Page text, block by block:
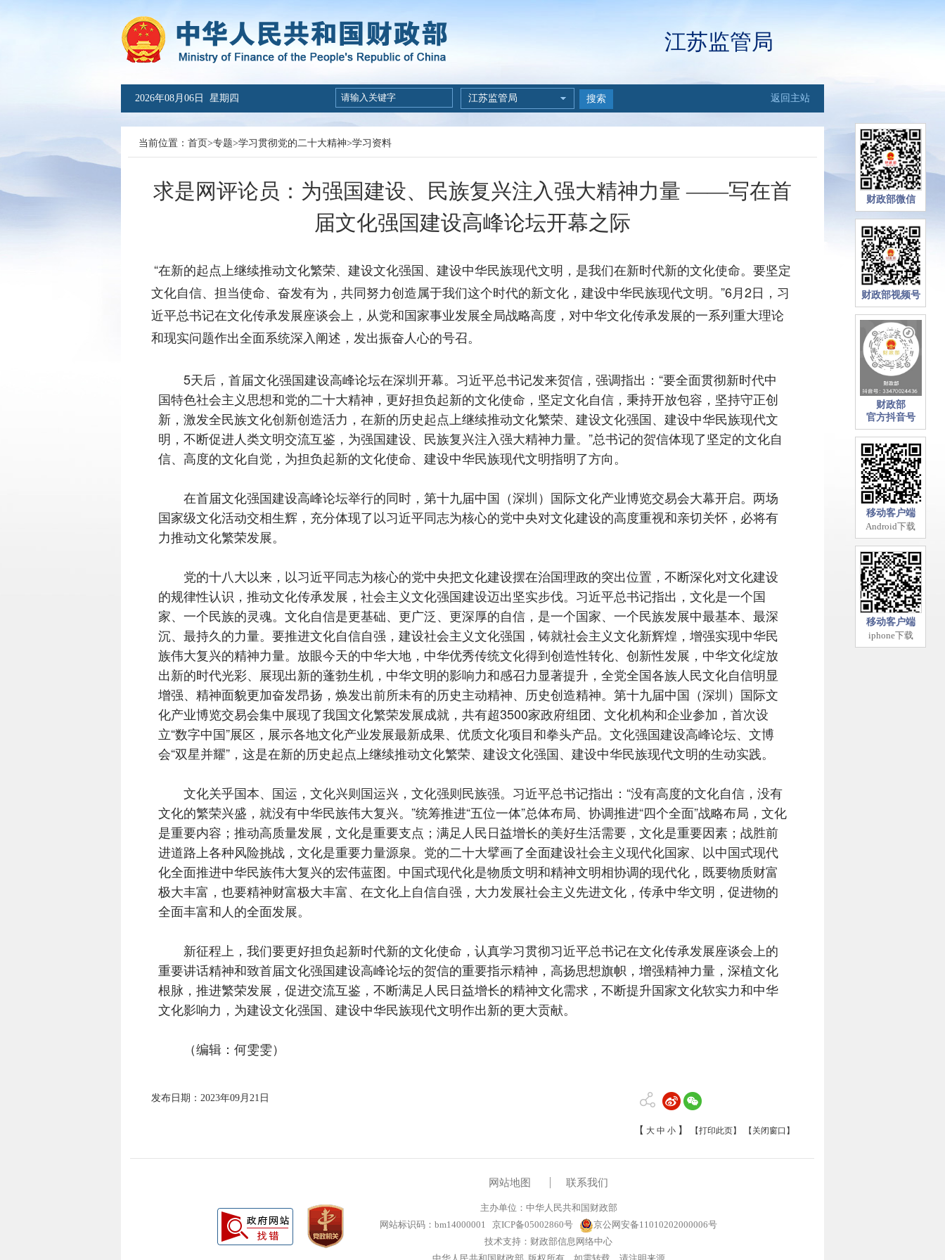
财政部微信
财政部视频号
财政部
官方抖音号
移动客户端
Android下载
移动客户端
iphone下载
江苏监管局
2026年08月06日 星期四 江苏监管局 搜索 返回主站
当前位置： 首页>专题>学习贯彻党的二十大精神>学习资料
求是网评论员：为强国建设、民族复兴注入强大精神力量 ——写在首
届文化强国建设高峰论坛开幕之际
“在新的起点上继续推动文化繁荣、建设文化强国、建设中华民族现代文明，是我们在新时代新的文化使命。要坚定
文化自信、担当使命、奋发有为，共同努力创造属于我们这个时代的新文化，建设中华民族现代文明。”6月2日，习
近平总书记在文化传承发展座谈会上，从党和国家事业发展全局战略高度，对中华文化传承发展的一系列重大理论
和现实问题作出全面系统深入阐述，发出振奋人心的号召。
5天后，首届文化强国建设高峰论坛在深圳开幕。习近平总书记发来贺信，强调指出：“要全面贯彻新时代中
国特色社会主义思想和党的二十大精神，更好担负起新的文化使命，坚定文化自信，秉持开放包容，坚持守正创
新，激发全民族文化创新创造活力，在新的历史起点上继续推动文化繁荣、建设文化强国、建设中华民族现代文
明，不断促进人类文明交流互鉴，为强国建设、民族复兴注入强大精神力量。”总书记的贺信体现了坚定的文化自
信、高度的文化自觉，为担负起新的文化使命、建设中华民族现代文明指明了方向。
在首届文化强国建设高峰论坛举行的同时，第十九届中国（深圳）国际文化产业博览交易会大幕开启。两场
国家级文化活动交相生辉，充分体现了以习近平同志为核心的党中央对文化建设的高度重视和亲切关怀，必将有
力推动文化繁荣发展。
党的十八大以来，以习近平同志为核心的党中央把文化建设摆在治国理政的突出位置，不断深化对文化建设
的规律性认识，推动文化传承发展，社会主义文化强国建设迈出坚实步伐。习近平总书记指出，文化是一个国
家、一个民族的灵魂。文化自信是更基础、更广泛、更深厚的自信，是一个国家、一个民族发展中最基本、最深
沉、最持久的力量。要推进文化自信自强，建设社会主义文化强国，铸就社会主义文化新辉煌，增强实现中华民
族伟大复兴的精神力量。放眼今天的中华大地，中华优秀传统文化得到创造性转化、创新性发展，中华文化绽放
出新的时代光彩、展现出新的蓬勃生机，中华文明的影响力和感召力显著提升，全党全国各族人民文化自信明显
增强、精神面貌更加奋发昂扬，焕发出前所未有的历史主动精神、历史创造精神。第十九届中国（深圳）国际文
化产业博览交易会集中展现了我国文化繁荣发展成就，共有超3500家政府组团、文化机构和企业参加，首次设
立“数字中国”展区，展示各地文化产业发展最新成果、优质文化项目和拳头产品。文化强国建设高峰论坛、文博
会“双星并耀”，这是在新的历史起点上继续推动文化繁荣、建设文化强国、建设中华民族现代文明的生动实践。
文化关乎国本、国运，文化兴则国运兴，文化强则民族强。习近平总书记指出：“没有高度的文化自信，没有
文化的繁荣兴盛，就没有中华民族伟大复兴。”统筹推进“五位一体”总体布局、协调推进“四个全面”战略布局，文化
是重要内容；推动高质量发展，文化是重要支点；满足人民日益增长的美好生活需要，文化是重要因素；战胜前
进道路上各种风险挑战，文化是重要力量源泉。党的二十大擘画了全面建设社会主义现代化国家、以中国式现代
化全面推进中华民族伟大复兴的宏伟蓝图。中国式现代化是物质文明和精神文明相协调的现代化，既要物质财富
极大丰富，也要精神财富极大丰富、在文化上自信自强，大力发展社会主义先进文化，传承中华文明，促进物的
全面丰富和人的全面发展。
新征程上，我们要更好担负起新时代新的文化使命，认真学习贯彻习近平总书记在文化传承发展座谈会上的
重要讲话精神和致首届文化强国建设高峰论坛的贺信的重要指示精神，高扬思想旗帜，增强精神力量，深植文化
根脉，推进繁荣发展，促进交流互鉴，不断满足人民日益增长的精神文化需求，不断提升国家文化软实力和中华
文化影响力，为建设文化强国、建设中华民族现代文明作出新的更大贡献。
（编辑：何雯雯）
发布日期：2023年09月21日
【 大 中 小 】 【打印此页】 【关闭窗口】
网站地图 联系我们
主办单位：中华人民共和国财政部
网站标识码：bm14000001
京ICP备05002860号
京公网安备11010202000006号
技术支持：财政部信息网络中心